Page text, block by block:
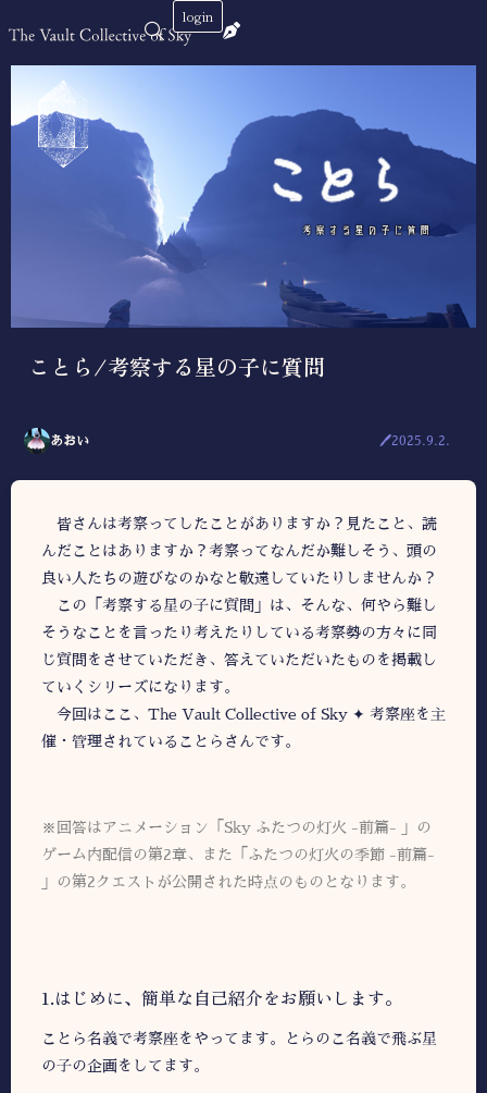
login
ことら/考察する星の子に質問
あおい 🖊2025.9.2.
皆さんは考察ってしたことがありますか？見たこと、読
んだことはありますか？考察ってなんだか難しそう、頭の
良い人たちの遊びなのかなと敬遠していたりしませんか？
この「考察する星の子に質問」は、そんな、何やら難し
そうなことを言ったり考えたりしている考察勢の方々に同
じ質問をさせていただき、答えていただいたものを掲載し
ていくシリーズになります。
今回はここ、The Vault Collective of Sky ✦ 考察座を主
催・管理されていることらさんです。
※回答はアニメーション「Sky ふたつの灯火 -前篇- 」の
ゲーム内配信の第2章、また「ふたつの灯火の季節 -前篇-
」の第2クエストが公開された時点のものとなります。
1.はじめに、簡単な自己紹介をお願いします。
ことら名義で考察座をやってます。とらのこ名義で飛ぶ星
の子の企画をしてます。